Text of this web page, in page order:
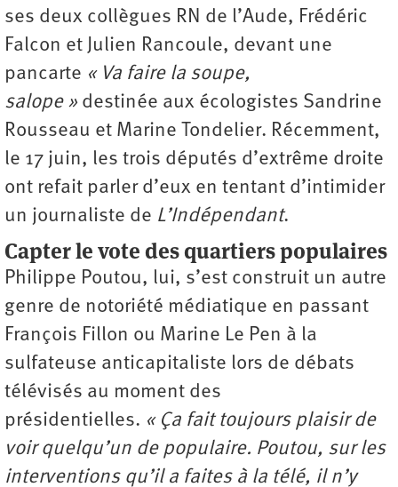
ses deux collègues RN de l’Aude, Frédéric
Falcon et Julien Rancoule, devant une
pancarte « Va faire la soupe,
salope » destinée aux écologistes Sandrine
Rousseau et Marine Tondelier. Récemment,
le 17 juin, les trois députés d’extrême droite
ont refait parler d’eux en tentant d’intimider
un journaliste de L’Indépendant.
Capter le vote des quartiers populaires
Philippe Poutou, lui, s’est construit un autre
genre de notoriété médiatique en passant
François Fillon ou Marine Le Pen à la
sulfateuse anticapitaliste lors de débats
télévisés au moment des
présidentielles. « Ça fait toujours plaisir de
voir quelqu’un de populaire. Poutou, sur les
interventions qu’il a faites à la télé, il n’y